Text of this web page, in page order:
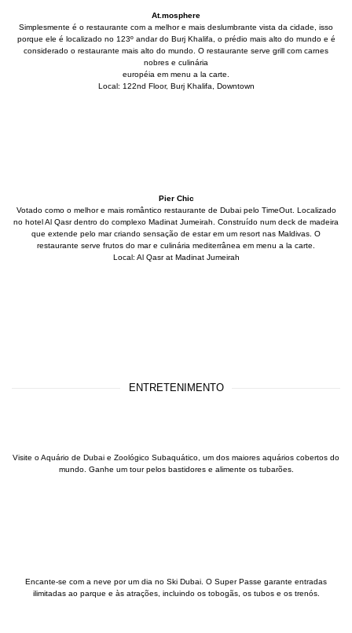
At.mosphere
Simplesmente é o restaurante com a melhor e mais deslumbrante vista da cidade, isso
porque ele é localizado no 123º andar do Burj Khalifa, o prédio mais alto do mundo e é
considerado o restaurante mais alto do mundo. O restaurante serve grill com carnes
nobres e culinária
européia em menu a la carte.
Local: 122nd Floor, Burj Khalifa, Downtown
Pier Chic
Votado como o melhor e mais romântico restaurante de Dubai pelo TimeOut. Localizado
no hotel Al Qasr dentro do complexo Madinat Jumeirah. Construído num deck de madeira
que extende pelo mar criando sensação de estar em um resort nas Maldivas. O
restaurante serve frutos do mar e culinária mediterrânea em menu a la carte.
Local: Al Qasr at Madinat Jumeirah
ENTRETENIMENTO
Visite o Aquário de Dubai e Zoológico Subaquático, um dos maiores aquários cobertos do
mundo. Ganhe um tour pelos bastidores e alimente os tubarões.
Encante-se com a neve por um dia no Ski Dubai. O Super Passe garante entradas
ilimitadas ao parque e às atrações, incluindo os tobogãs, os tubos e os trenós.